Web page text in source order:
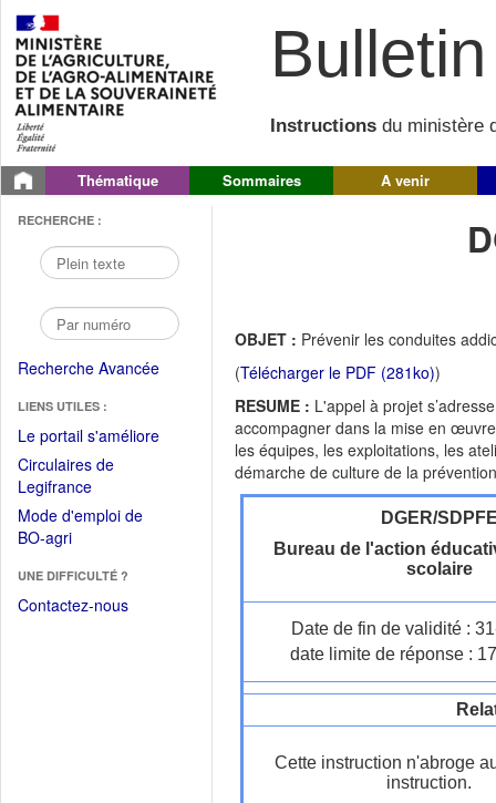
Instructions du ministère
Thématique Sommaires A venir
RECHERCHE :
Recherche Avancée
LIENS UTILES :
Le portail s'améliore(Fichier
Circulaires de
Legifrance(Ouvrir
dans
une
fenêtre)
Mode d'emploi de
BO-agri(Ouvrir
une
nouvelle
UNE DIFFICULTÉ ?
Contactez-nous
OBJET : Prévenir les conduites
(Télécharger le PDF (281ko))
RESUME : L'appel à projet
accompagner dans la mise en
les équipes, les exploitations, les
démarche de culture de la
DGER/
Bureau de l'action
scolaire
Date de fin de validité :
date limite de réponse :
Cette instruction n'abroge
instruction.